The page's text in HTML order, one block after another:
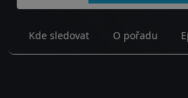
Kde sledovat O pořadu